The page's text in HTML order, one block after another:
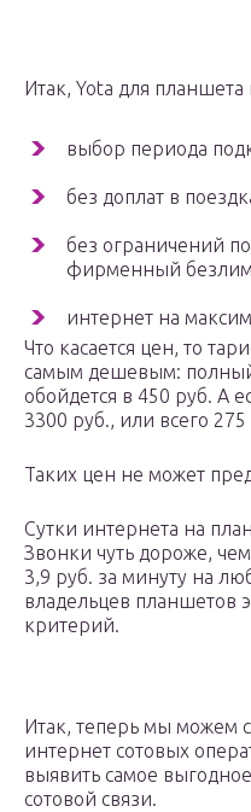
Итак, Yota для
выбор периода
без доплат в
без ограничений
фирменный
интернет на
Что касается цен, то
самым дешевым:
обойдется в 450 руб. А
3300 руб., или всего
Таких цен не может
Сутки интернета на
Звонки чуть дороже,
3,9 руб. за минуту на
владельцев планшетов
критерий.
Итак, теперь мы можем
интернет сотовых
выявить самое
сотовой связи.